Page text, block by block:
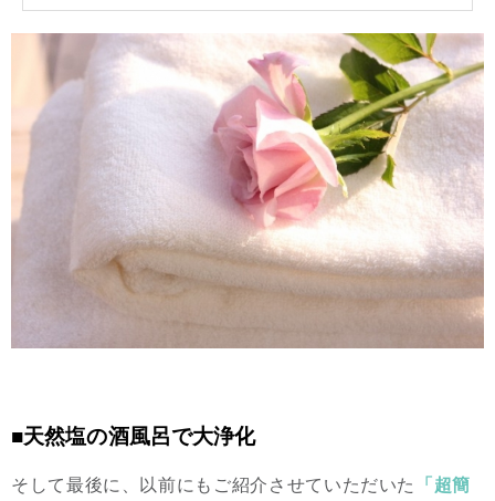
■天然塩の酒風呂で大浄化
そして最後に、以前にもご紹介させていただいた
「超簡